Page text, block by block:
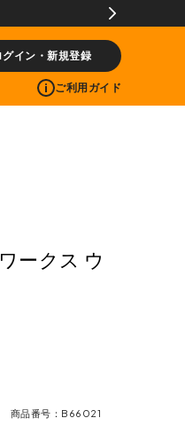
グイン・新規登録
ご利用ガイド
ークス ウ
商品番号 B66021